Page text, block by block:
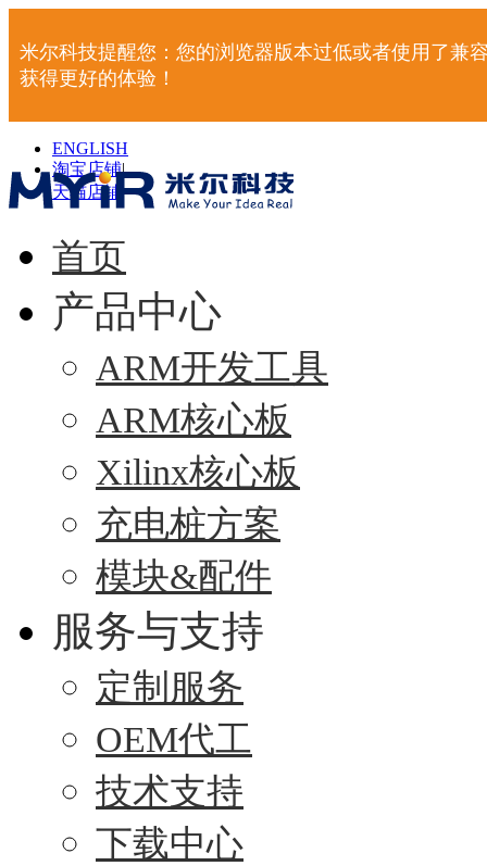
米尔科技提醒您：您的浏览器版本过低或者使用了兼
获得更好的体验！
ENGLISH
淘宝店铺|
天猫店铺 |
首页
产品中心
ARM开发工具
ARM核心板
Xilinx核心板
充电桩方案
模块&配件
服务与支持
定制服务
OEM代工
技术支持
下载中心